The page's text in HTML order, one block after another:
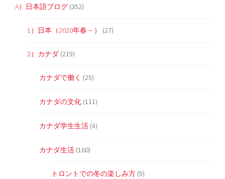
A）日本語ブログ (352)
1）日本（2020年春－） (27)
2）カナダ (219)
カナダで働く (25)
カナダの文化 (111)
カナダ学生生活 (4)
カナダ生活 (160)
トロントでの冬の楽しみ方 (9)